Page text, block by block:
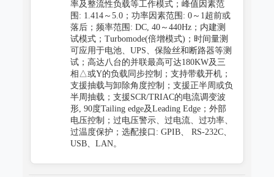
率及整流性负载等工作模式；峰值因素范
围: 1.414～5.0；功率因素范围: 0～1超前或
落后；频率范围: DC, 40～440Hz；内建测
试模式；Turbomode(倍增模式)；时间量测
可应用于电池、UPS、保险丝和断路器等测
试；高达八台的并联最高可达180KW及三
相△或Y的负载同步控制；支持带载开机；
支援抽载与卸除角度控制；支援正半周或负
半周抽载；支援SCR/TRIAC的电流调变波
形, 90度Tailing edge及Leading Edge；外部
电压控制；过电压警示、过电流、过功率、
过温度保护；选配接口: GPIB、 RS-232C、
USB、LAN。